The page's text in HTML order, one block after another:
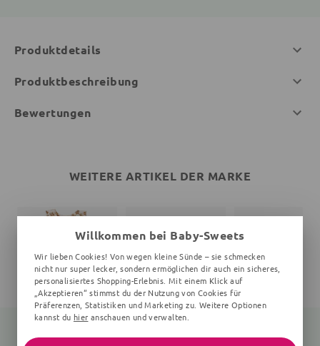
Produktdetails
Produktbeschreibung
Bewertungen
WEITERE ARTIKEL DER MARKE
Willkommen bei Baby-Sweets
Wir lieben Cookies! Von wegen kleine Sünde – sie schmecken
nicht nur super lecker, sondern ermöglichen dir auch ein sicheres,
personalisiertes Shopping-Erlebnis. Mit einem Klick auf
„Akzeptieren“ stimmst du der Nutzung von Cookies für
Präferenzen, Statistiken und Marketing zu. Weitere Optionen
kannst du hier anschauen und verwalten.